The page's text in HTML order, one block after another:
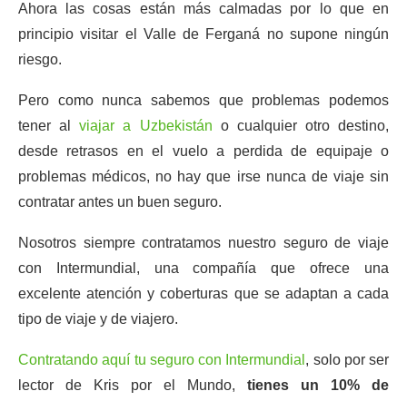
Ahora las cosas están más calmadas por lo que en
principio visitar el Valle de Ferganá no supone ningún
riesgo.
Pero como nunca sabemos que problemas podemos
tener alviajar a Uzbekistán o cualquier otro destino,
desde retrasos en el vuelo a perdida de equipaje o
problemas médicos, no hay que irse nunca de viaje sin
contratar antes un buen seguro.
Nosotros siempre contratamos nuestro seguro de viaje
con Intermundial, una compañía que ofrece una
excelente atención y coberturas que se adaptan a cada
tipo de viaje y de viajero.
Contratando aquí tu seguro con Intermundial , solo por ser
lector de Kris por el Mundo, tienes un 10% de